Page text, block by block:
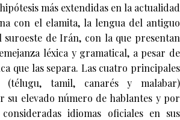
más extendidas en la actualidad
con el elamita, la lengua del antiguo
suroeste de Irán, con la que presentan
léxica y gramatical, a pesar de
que las separa. Las cuatro principales
(télugu, tamil, canarés y malabar)
su elevado número de hablantes y por
idiomas oficiales en sus